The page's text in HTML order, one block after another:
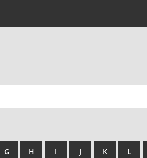
G H I J K L